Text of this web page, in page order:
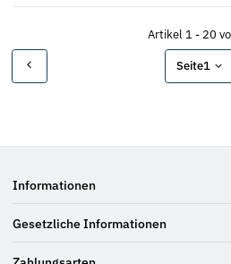
Artikel 1 - 20
Seite1
Informationen
Gesetzliche Informationen